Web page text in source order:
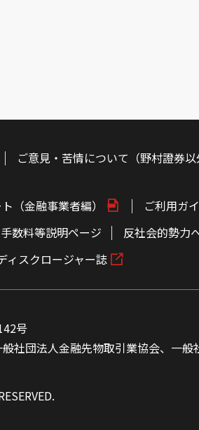
ご意見・苦情について（野村證券以
（金融事業者編） ご利用ガ
数料等説明ページ 反社会的勢力
ィスクロージャー誌
号
社団法人金融先物取引業協会、一